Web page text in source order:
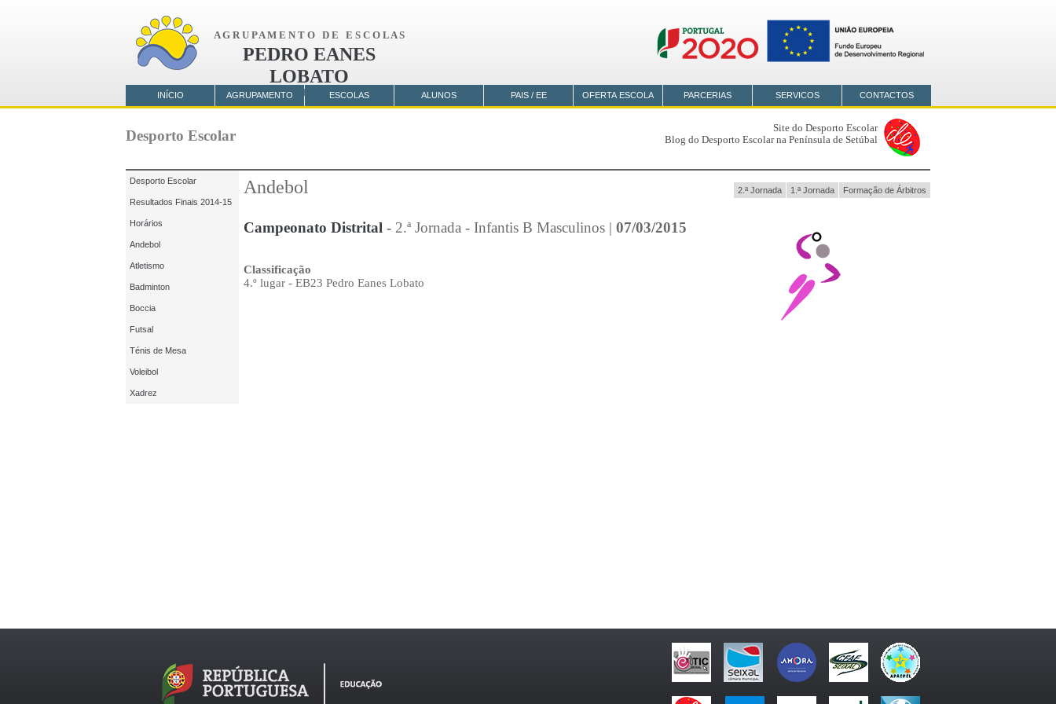
A G R U P A M E N T O D E E S C O L A S
PEDRO EANES
LOBATO
AMORA
Andebol 2.ª Jornada 1.ª Jornada Formação de Árbitros
Campeonato Distrital - 2.ª Jornada - Infantis B Masculinos | 07/03/2015
Classificação
4.º lugar - EB23 Pedro Eanes Lobato
Desporto Escolar
Resultados Finais 2014-15
Horários
Andebol
Atletismo
Badminton
Boccia
Futsal
Ténis de Mesa
Voleibol
Xadrez
Desporto Escolar
Site do Desporto Escolar
Blog do Desporto Escolar na Península de Setúbal
INÍCIO AGRUPAMENTO ESCOLAS ALUNOS PAIS / EE OFERTA ESCOLA PARCERIAS SERVICOS CONTACTOS